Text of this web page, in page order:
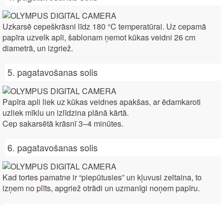
Uzkarsē cepeškrāsni līdz 180 °C temperatūrai. Uz cepamā
papīra uzvelk apli, šablonam ņemot kūkas veidni 26 cm
diametrā, un izgriež.
5. pagatavošanas solis
Papīra apli liek uz kūkas veidnes apakšas, ar ēdamkaroti
uzliek mīklu un izlīdzina plānā kārtā.
Cep sakarsētā krāsnī 3–4 minūtes.
6. pagatavošanas solis
Kad tortes pamatne ir “piepūtusies” un kļuvusi zeltaina, to
izņem no plīts, apgriež otrādi un uzmanīgi noņem papīru.